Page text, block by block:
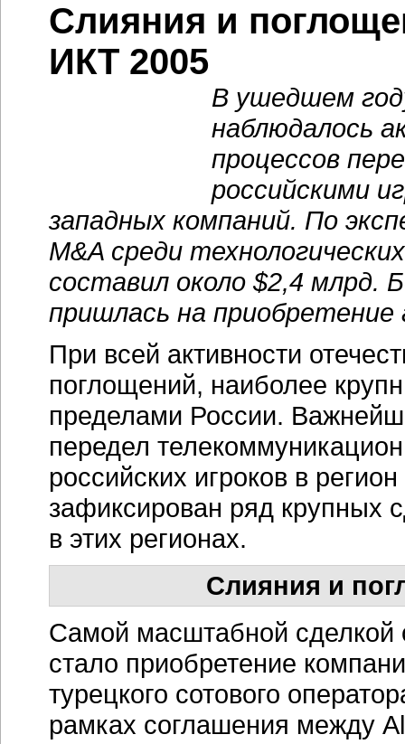
Слияния и
ИКТ 2005
В ушедшем
наблюдалось
процессов
российскими
западных компаний. По
M&A среди
составил около $2,4 млрд.
пришлась на
При всей активности
поглощений, наиболее
пределами России.
передел
российских игроков в
зафиксирован ряд крупных
в этих регионах.
Слияния и
Самой масштабной сделкой
стало приобретение
турецкого сотового
рамках соглашения между